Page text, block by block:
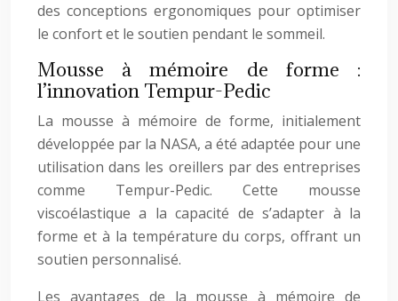
des conceptions ergonomiques pour optimiser
le confort et le soutien pendant le sommeil.
Mousse à mémoire de forme :
l’innovation Tempur-Pedic
La mousse à mémoire de forme, initialement
développée par la NASA, a été adaptée pour une
utilisation dans les oreillers par des entreprises
comme Tempur-Pedic. Cette mousse
viscoélastique a la capacité de s’adapter à la
forme et à la température du corps, offrant un
soutien personnalisé.
Les avantages de la mousse à mémoire de